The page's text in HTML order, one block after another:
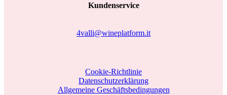
Kundenservice
4valli@wineplatform.it
Cookie-Richtlinie
Datenschutzerklärung
Allgemeine Geschäftsbedingungen